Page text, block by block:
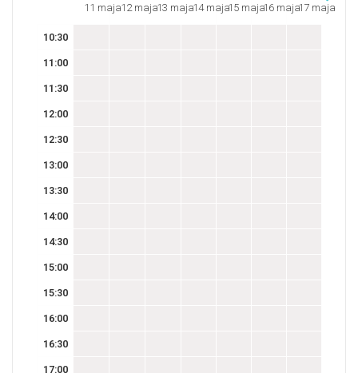
11 maja12 maja13 maja14 maja15 maja16 maja17 maja
10:30
11:00
11:30
12:00
12:30
13:00
13:30
14:00
14:30
15:00
15:30
16:00
16:30
17:00